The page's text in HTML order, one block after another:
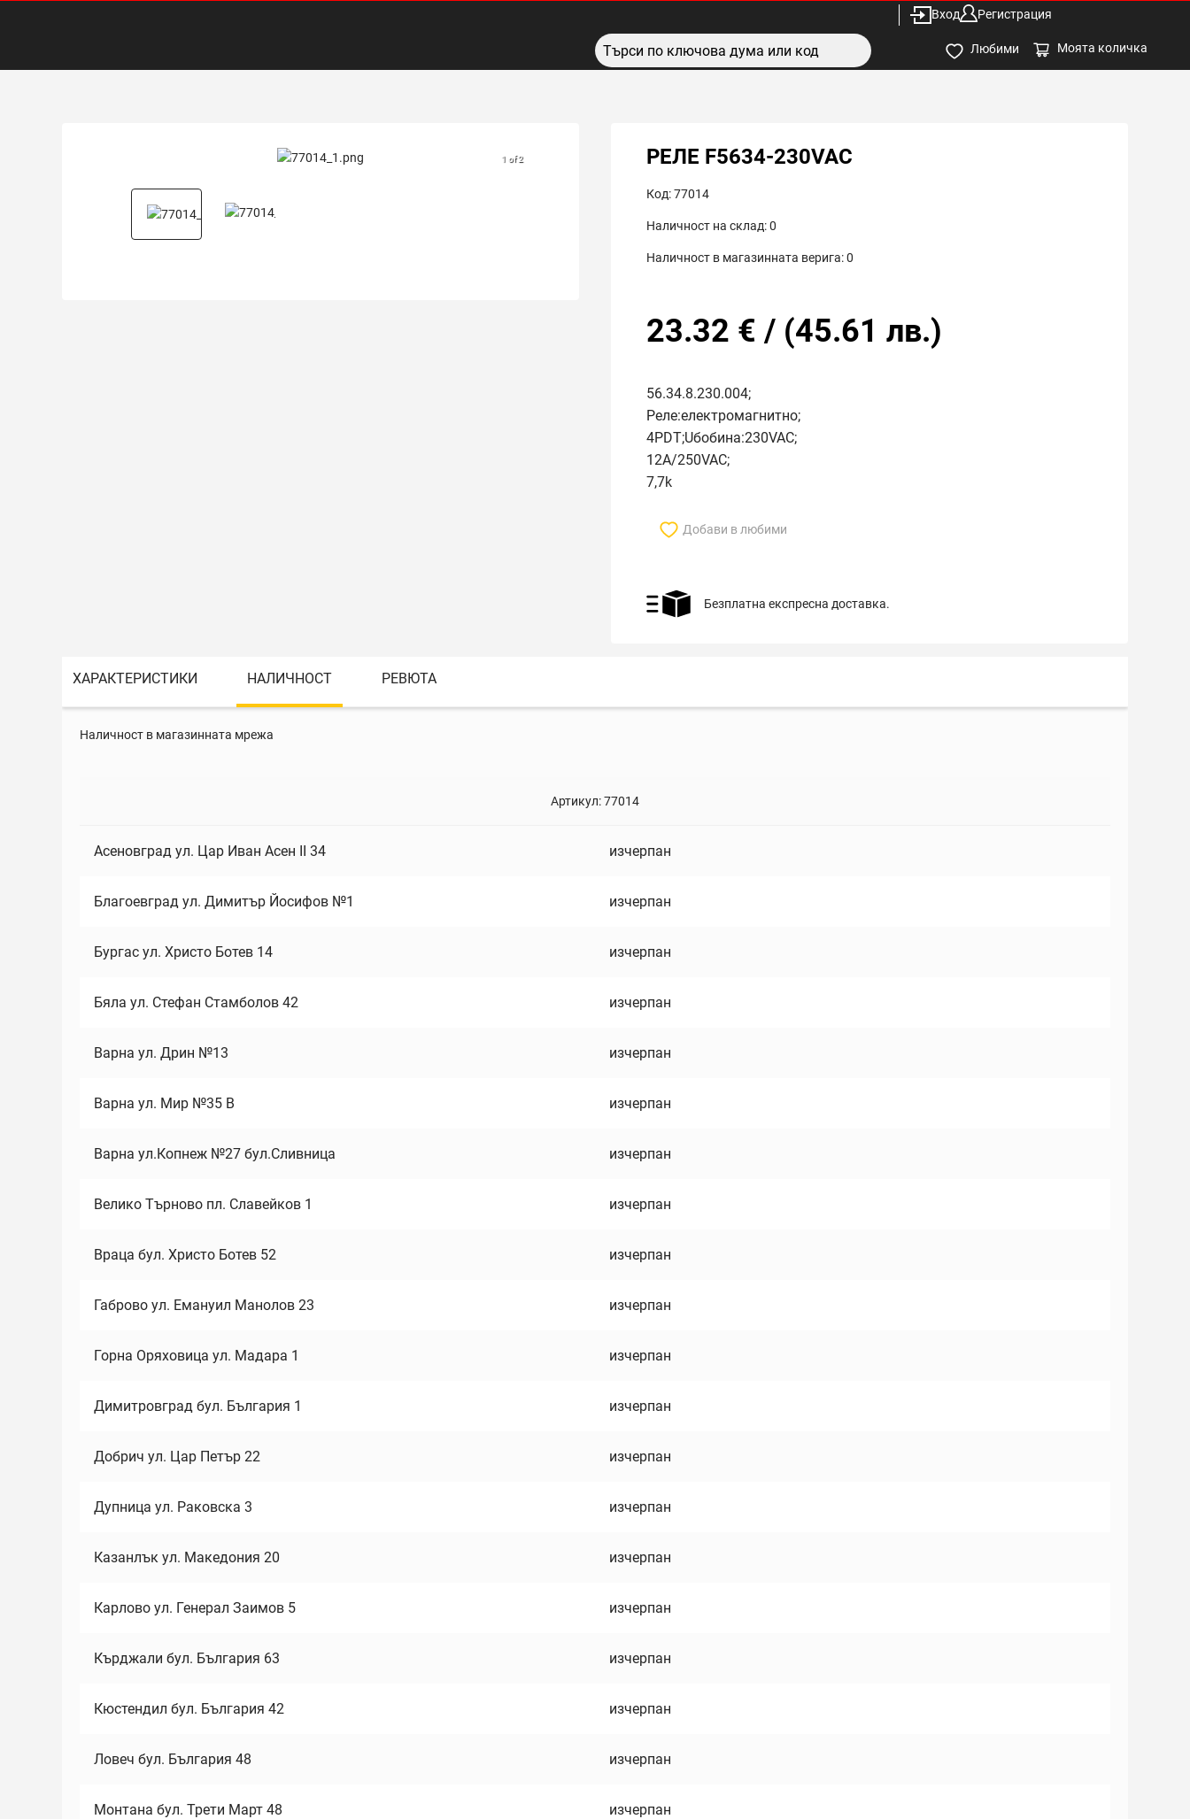
Вход Регистрация
Любими Моята количка
1 of 2 РЕЛЕ F5634-230VAC
Код:77014
Наличност на склад:0
Наличност в магазинната верига:0
23.32 € / (45.61 лв.)
56.34.8.230.004;
Реле:електромагнитно;
4PDT;Uбобина:230VAC;
12A/250VAC;
7,7k
Добави в любими
Безплатна експресна доставка.
ХАРАКТЕРИСТИКИ НАЛИЧНОСТ РЕВЮТА
Наличност в магазинната мрежа
Артикул:77014
Асеновград ул. Цар Иван Асен II 34 изчерпан
Благоевград ул. Димитър Йосифов №1 изчерпан
Бургас ул. Христо Ботев 14 изчерпан
Бяла ул. Стефан Стамболов 42 изчерпан
Варна ул. Дрин №13 изчерпан
Варна ул. Мир №35 В изчерпан
Варна ул.Копнеж №27 бул.Сливница изчерпан
Велико Търново пл. Славейков 1 изчерпан
Враца бул. Христо Ботев 52 изчерпан
Габрово ул. Емануил Манолов 23 изчерпан
Горна Оряховица ул. Мадара 1 изчерпан
Димитровград бул. България 1 изчерпан
Добрич ул. Цар Петър 22 изчерпан
Дупница ул. Раковска 3 изчерпан
Казанлък ул. Македония 20 изчерпан
Карлово ул. Генерал Заимов 5 изчерпан
Кърджали бул. България 63 изчерпан
Кюстендил бул. България 42 изчерпан
Ловеч бул. България 48 изчерпан
Монтана бул. Трети Март 48 изчерпан